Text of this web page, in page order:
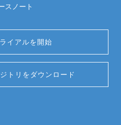
スノート
イアルを開始
トリをダウンロード